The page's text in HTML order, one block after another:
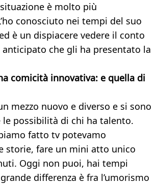
è molto più
conosciuto nei tempi del suo
è un dispiacere vedere il conto
che gli ha presentato la
comicità innovativa: e quella di
mezzo nuovo e diverso e si sono
possibilità di chi ha talento.
fatto tv potevamo
storie, fare un mini atto unico
Oggi non puoi, hai tempi
differenza è fra l’umorismo